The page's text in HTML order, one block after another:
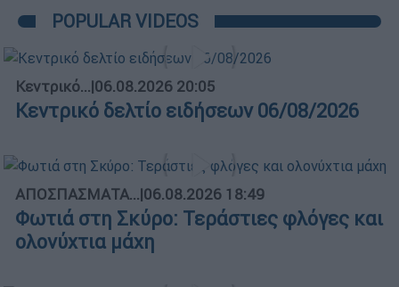
POPULAR VIDEOS
Κεντρικό...|06.08.2026 20:05
Κεντρικό δελτίο ειδήσεων 06/08/2026
ΑΠΟΣΠΑΣΜΑΤΑ...|06.08.2026 18:49
Φωτιά στη Σκύρο: Τεράστιες φλόγες και
ολονύχτια μάχη